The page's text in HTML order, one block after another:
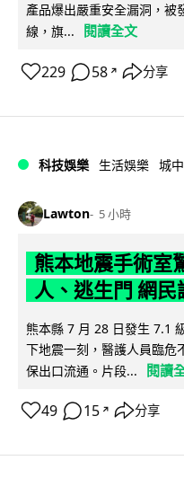
產品爆出嚴重安全漏洞，被
線，旗...
閱讀全文
229 58 ↗ 分享
科技娛樂 生活娛樂 城
Lawton 5 小時
熊本地震手術室
人、逃生門 網
熊本縣 7 月 28 日發生 7.1
下地震一刻，醫護人員臨危
保出口流通。片段...
閱讀
49 15 ↗ 分享